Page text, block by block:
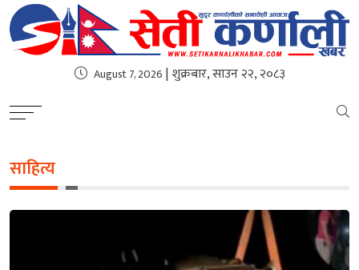
August 7, 2026 | शुक्रबार, साउन २२, २०८३
साहित्य